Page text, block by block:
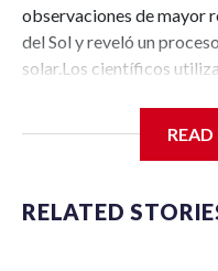
observaciones de mayor
del Sol y reveló un
solar.Los científicos
Maui, para observar con
manchas solares se
actividad solar.Las
RELATED